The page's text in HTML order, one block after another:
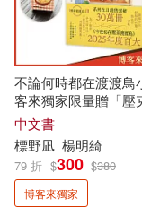
奧飛娛樂(13)
樊落(13)
洛陽市文物
白文煜（主編
Challenge(76)
浙江人民美
浙江工商大
浙江文藝出版
不論何時都在渡渡鳥
客來獨家限量贈「壓
夾」】
中文書
標野凪 楊明綺
79 折 $300 $380
博客來獨家